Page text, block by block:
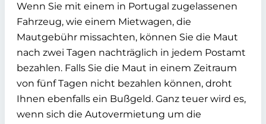
Wenn Sie mit einem in Portugal zugelassenen
Fahrzeug, wie einem Mietwagen, die
Mautgebühr missachten, können Sie die Maut
nach zwei Tagen nachträglich in jedem Postamt
bezahlen. Falls Sie die Maut in einem Zeitraum
von fünf Tagen nicht bezahlen können, droht
Ihnen ebenfalls ein Bußgeld. Ganz teuer wird es,
wenn sich die Autovermietung um die